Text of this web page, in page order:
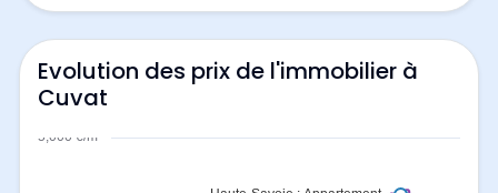
Evolution des prix de l'immobilier à
Cuvat